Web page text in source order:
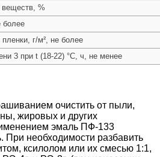
%
более
г/м², не более
3 при t (18-22) °С, ч, не менее
очистить от пыли,
жировых и других
эмаль ПФ-133
При необходимости разбавить
ксилолом или их смесью 1:1,